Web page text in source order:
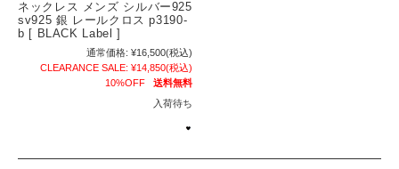
ネックレス メンズ シルバー925
sv925 銀 レールクロス p3190-
b [ BLACK Label ]
通常価格: ¥16,500(税込)
CLEARANCE SALE: ¥14,850(税込)
10%OFF
送料無料
入荷待ち